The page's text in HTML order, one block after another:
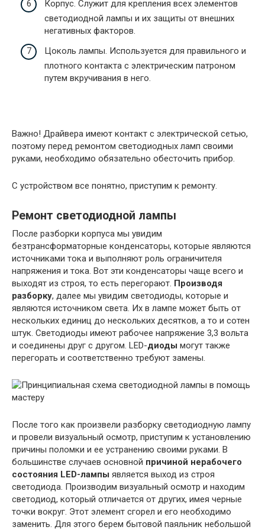
Корпус. Служит для крепления всех элементов
светодиодной лампы и их защиты от внешних
негативных факторов.
Цоколь лампы. Используется для правильного и
плотного контакта с электрическим патроном
путем вкручивания в него.
Важно! Драйвера имеют контакт с электрической сетью,
поэтому перед ремонтом светодиодных ламп своими
руками, необходимо обязательно обесточить прибор.
С устройством все понятно, приступим к ремонту.
Ремонт светодиодной лампы
После разборки корпуса мы увидим
безтрансформаторные конденсаторы, которые являются
источниками тока и выполняют роль ограничителя
напряжения и тока. Вот эти конденсаторы чаще всего и
выходят из строя, то есть перегорают. Производя
разборку, далее мы увидим светодиоды, которые и
являются источником света. Их в лампе может быть от
нескольких единиц до нескольких десятков, а то и сотен
штук. Светодиоды имеют рабочее напряжение 3,3 вольта
и соединены друг с другом. LED-диоды могут также
перегорать и соответственно требуют замены.
После того как произвели разборку светодиодную лампу
и провели визуальный осмотр, приступим к установлению
причины поломки и ее устранению своими руками. В
большинстве случаев основной причиной нерабочего
состояния LED-лампы является выход из строя
светодиода. Производим визуальный осмотр и находим
светодиод, который отличается от других, имея черные
точки вокруг. Этот элемент сгорел и его необходимо
заменить. Для этого берем бытовой паяльник небольшой